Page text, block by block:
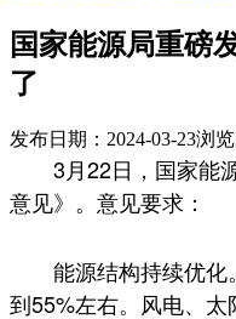
国家能源局重磅
了
发布日期：2024-03-23浏览
3月22日，国家能
意见》。意见要求：
能源结构持续优
到55%左右。风电、